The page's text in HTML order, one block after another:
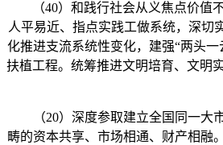
（40）和践行社会从义焦点价值不
人平易近、指点实践工做系统，深切
化推进支流系统性变化，建强“两头
扶植工程。统筹推进文明培育、文明
（20）深度参取建立全国同一大市
畴的资本共享、市场相通、财产相融